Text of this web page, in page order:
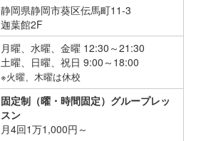
静岡県静岡市葵区伝馬町11-3
迦葉館2F
月曜、水曜、金曜 12:30～21:30
土曜、日曜、祝日 9:00～18:00
※火曜、木曜は休校
固定制（曜・時間固定）グループレッ
スン
月4回1万1,000円～